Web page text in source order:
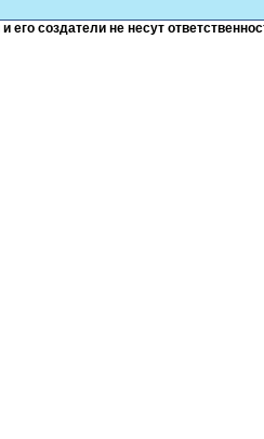
его создатели не несут